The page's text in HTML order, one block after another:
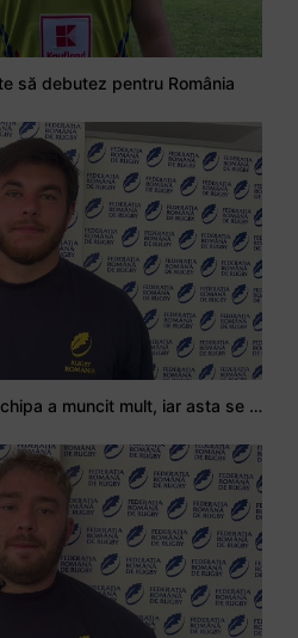
să debutez pentru România
Stejarul Logan Weidner: Echipa a muncit mult, iar asta se va vedea în meciurile de la Nations Cup